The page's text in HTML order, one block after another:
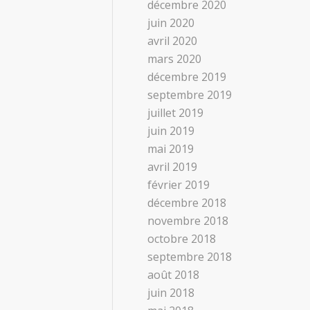
décembre 2020
juin 2020
avril 2020
mars 2020
décembre 2019
septembre 2019
juillet 2019
juin 2019
mai 2019
avril 2019
février 2019
décembre 2018
novembre 2018
octobre 2018
septembre 2018
août 2018
juin 2018